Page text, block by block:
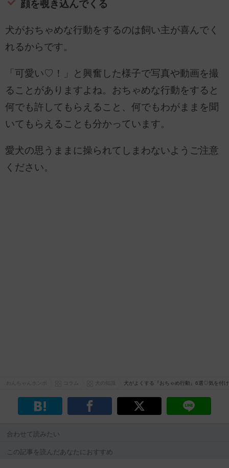
顔を覗き込んでくる
犬がおちゃめな行動をするのは飼い主が喜んでく
れるからです。
「可愛い♡！」と興奮した様子で写真や動画を撮
ることがありますよね。おちゃめな行動をすると
何でも許してもらえること、何でもわがままを聞
いてもらえることも分かっています。
愛犬の思うままに操られてしまわないようご注意
ください。
犬がよくする『おちゃめ行動』6選♡気を付
合わせて読みたい
この記事を読んだあなたにおすすめ